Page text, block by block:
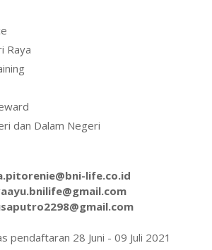
Raya
dan Dalam Negeri
life.co.id
pendaftaran 28 Juni - 09 Juli 2021